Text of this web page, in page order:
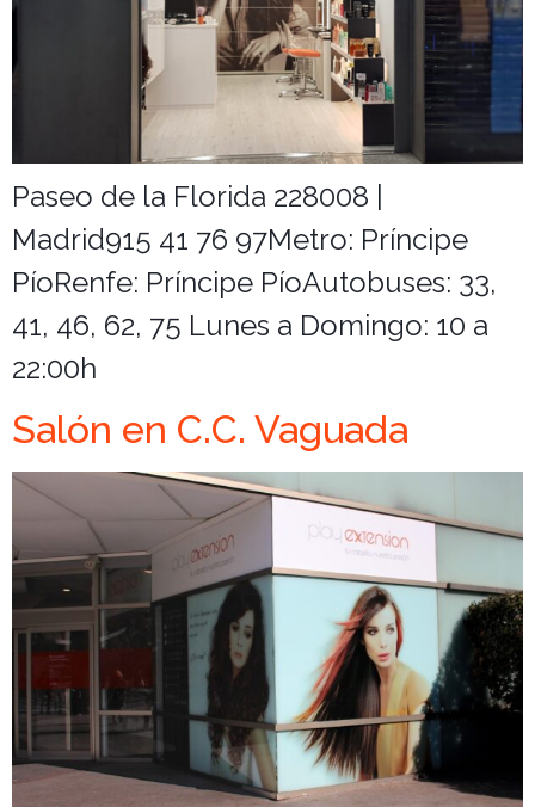
Paseo de la Florida 228008 |
Madrid915 41 76 97Metro: Príncipe
PíoRenfe: Príncipe PíoAutobuses: 33,
41, 46, 62, 75 Lunes a Domingo: 10 a
22:00h
Salón en C.C. Vaguada